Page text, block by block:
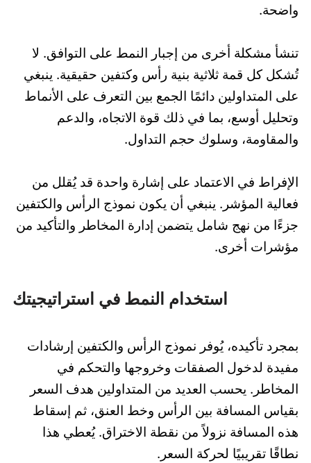
واضحة.
تنشأ مشكلة أخرى من إجبار النمط على التوافق. لا
تُشكل كل قمة ثلاثية بنية رأس وكتفين حقيقية. ينبغي
على المتداولين دائمًا الجمع بين التعرف على الأنماط
وتحليل أوسع، بما في ذلك قوة الاتجاه، والدعم
والمقاومة، وسلوك حجم التداول.
الإفراط في الاعتماد على إشارة واحدة قد يُقلل من
فعالية المؤشر. ينبغي أن يكون نموذج الرأس والكتفين
جزءًا من نهج شامل يتضمن إدارة المخاطر والتأكيد من
مؤشرات أخرى.
استخدام النمط في استراتيجيتك
بمجرد تأكيده، يُوفر نموذج الرأس والكتفين إرشادات
مفيدة لدخول الصفقات وخروجها والتحكم في
المخاطر. يحسب العديد من المتداولين هدف السعر
بقياس المسافة بين الرأس وخط العنق، ثم إسقاط
هذه المسافة نزولاً من نقطة الاختراق. يُعطي هذا
نطاقًا تقريبيًا لحركة السعر.